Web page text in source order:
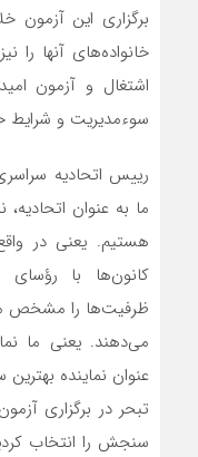
برگزاری این آزمون
خانواده‌های آنها را
اشتغال و آزمون
سوءمدیریت و شرایط
رییس اتحادیه
ما به عنوان اتحادیه،
هستیم. یعنی در
کانون‌ها با رؤسای
ظرفیت‌ها را مشخص
می‌دهند. یعنی ما
عنوان نماینده
تبحر در برگزاری
سنجش را انتخاب